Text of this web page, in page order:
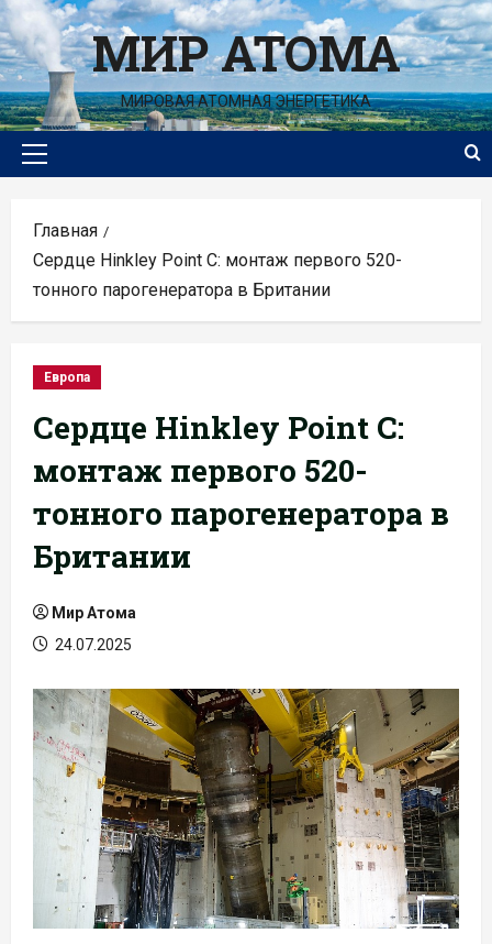
Перейти
к
содержимомуМИР АТОМА
МИРОВАЯ АТОМНАЯ ЭНЕРГЕТИКА
Основное
Главная
Сердце Hinkley Point C: монтаж первого 520-
тонного парогенератора в Британии
Европа
Сердце Hinkley Point C:
монтаж первого 520-
тонного парогенератора в
Британии
Мир Атома
24.07.2025